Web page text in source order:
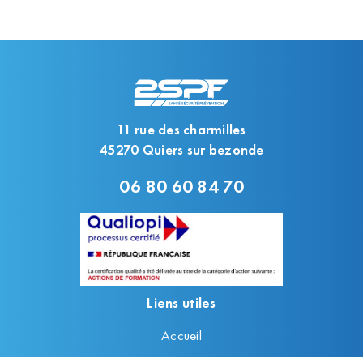
11 rue des charmilles
45270 Quiers sur bezonde
06 80 60 84 70
Liens utiles
Accueil